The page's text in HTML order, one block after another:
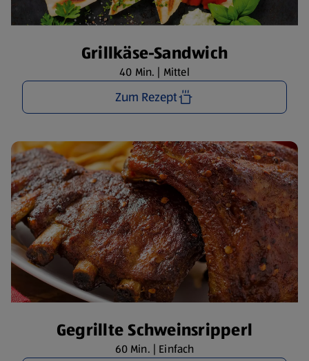
Grillkäse-Sandwich
40 Min. | Mittel
Zum Rezept
Gegrillte Schweinsripperl
60 Min. | Einfach